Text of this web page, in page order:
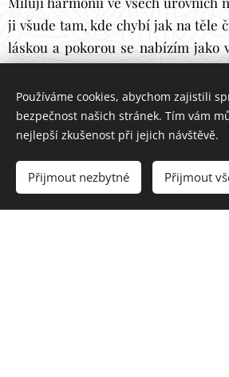
ji všude tam, kde chybí jak na těle
láskou a pokorou se nabízím jako
cestě k celistvosti. Mé životní
barevnou duhu - z Lásky jsme
vrátíme.
Setrvejme ve věčném spojení,
Používáme cookies, abychom zajistili
bezpečnost našich stránek. Tím vám
nejlepší zkušenost při jejich návštěvě.
Přijmout nezbytné Přijmout